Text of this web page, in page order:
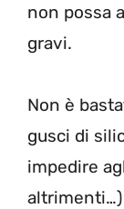
non possa
gravi.
Non è
gusci di
impedire